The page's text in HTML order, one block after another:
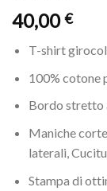
40,00€
T-shirt
100% cotone
Bordo stretto
Maniche
laterali,
Stampa di